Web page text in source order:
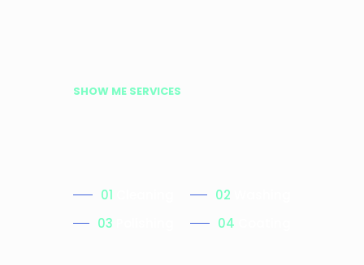
SHOW ME SERVICES
01 02
03
04